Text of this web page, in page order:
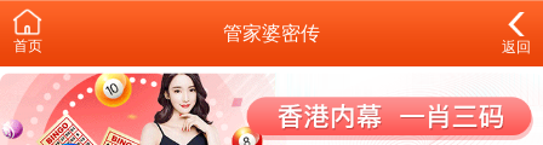
首页
管家婆密传
返回